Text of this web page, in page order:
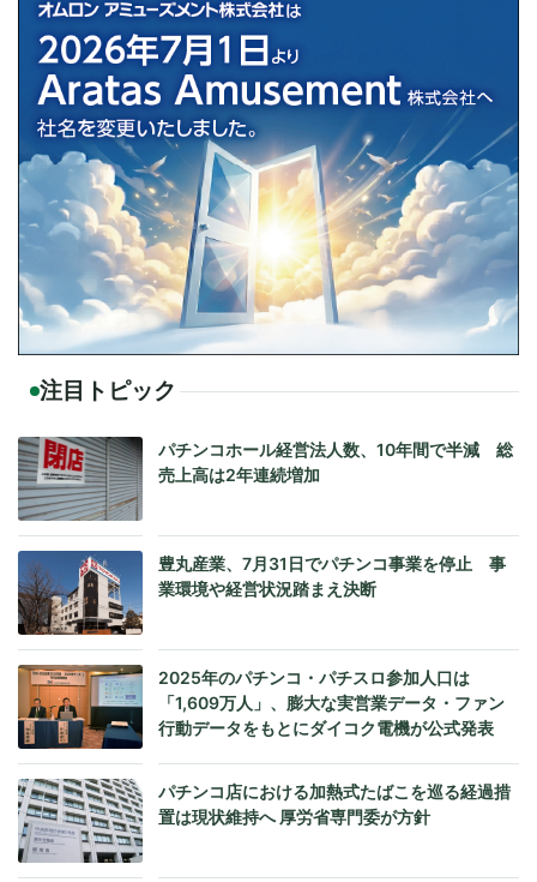
注目トピック
パチンコホール経営法人数、10年間で半減 総
売上高は2年連続増加
豊丸産業、7月31日でパチンコ事業を停止 事
業環境や経営状況踏まえ決断
2025年のパチンコ・パチスロ参加人口は
「1,609万人」、膨大な実営業データ・ファン
行動データをもとにダイコク電機が公式発表
パチンコ店における加熱式たばこを巡る経過措
置は現状維持へ 厚労省専門委が方針